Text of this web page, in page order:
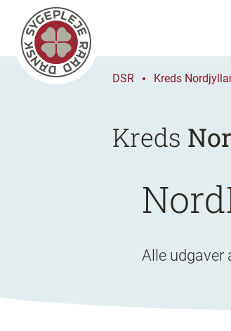
DSR Kreds
Kreds
Alle udgaver